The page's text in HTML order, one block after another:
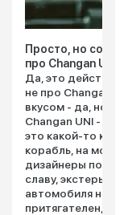
Просто, но со
про Changan UNI -
Да, это
не про Changan
вкусом - да, но
Changan UNI - T
это какой-то
корабль, на мой
дизайнеры
славу, экстерьер
автомобиля на
притягателен,